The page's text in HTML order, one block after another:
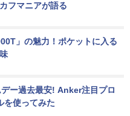
フマニアが語る
」の魅力！ポケットに入る
ー過去最安! Anker注目プロ
を使ってみた